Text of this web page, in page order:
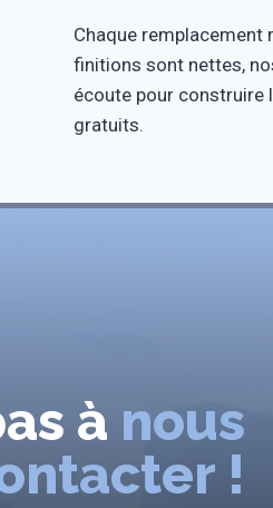
Chaque remplacement
finitions sont nettes,
écoute pour construire
gratuits.
à nous
!